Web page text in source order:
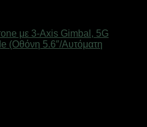
με 3-Axis Gimbal, 5G
(Οθόνη 5.6″/Αυτόματη